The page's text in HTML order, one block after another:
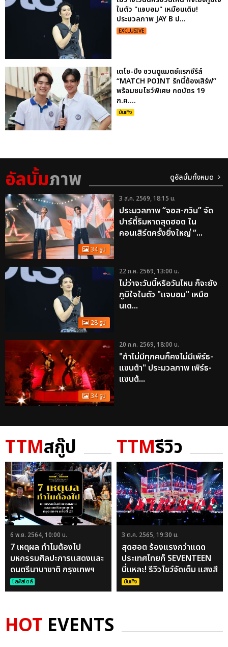
ในตัว "แจบอม" เหมือนเดิม!
ประมวลภาพ JAY B ป...
EXCLUSIVE
เตโช-ปิง ชวนดูแมตซ์แรกซีรีส์
“MATCH POINT รักนี้ต้องเสิร์ฟ”
พร้อมชมโชว์พิเศษ กดบัตร 19
ก.ค....
บันเทิง
อัลบั้มภาพ ดูอัลบั้มทั้งหมด
34 รูป
3 ส.ค. 2569, 18:15 น.
ประมวลภาพ “จอส-กวิน” จัด
ปาร์ตี้ริมหาดสุดฮอต ใน
คอนเสิร์ตครั้งยิ่งใหญ่ “...
28 รูป
22 ก.ค. 2569, 13:00 น.
ไม่ว่าจะวันนี้หรือวันไหน ก็จะยัง
ภูมิใจในตัว "แจบอม" เหมือ
นเด...
34 รูป
20 ก.ค. 2569, 18:00 น.
"ถ้าไม่มีทุกคนก็คงไม่มีเพิร์ธ-
แซนต้า" ประมวลภาพ เพิร์ธ-
แซนต้...
TTMสกู๊ป
6 พ.ย. 2564, 10:00 น.
7 เหตุผล ทำไมต้องไป
มหกรรมศิลปะการแสดงและ
ดนตรีนานาชาติ กรุงเทพฯ
ครั้งที่ 23
ไลฟ์สไตล์
TTMรีวิว
3 ต.ค. 2565, 19:30 น.
สุดฮอต ร้องแรงกว่าแดด
ประเทศไทยก็ SEVENTEEN
นี่แหละ! รีวิวโชว์จัดเต็ม แสงสี
เสียงอลังการ กะรัตเอเนอร์จี้
ล้นกับคอนเสิร์ต
บันเทิง
HOT EVENTS